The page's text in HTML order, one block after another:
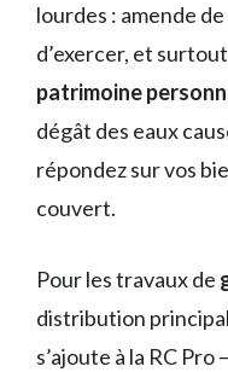
lourdes : amende de
d’exercer, et
patrimoine
dégât des eaux
répondez sur vos
couvert.
Pour les travaux de
distribution
s’ajoute à la RC